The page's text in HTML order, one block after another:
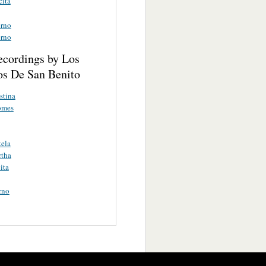
by Los
De San Benito